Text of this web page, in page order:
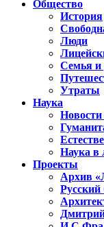
Общество
История
Люди
Семья и
Утраты
Наука
Наука в
Проекты
Архив
Русский